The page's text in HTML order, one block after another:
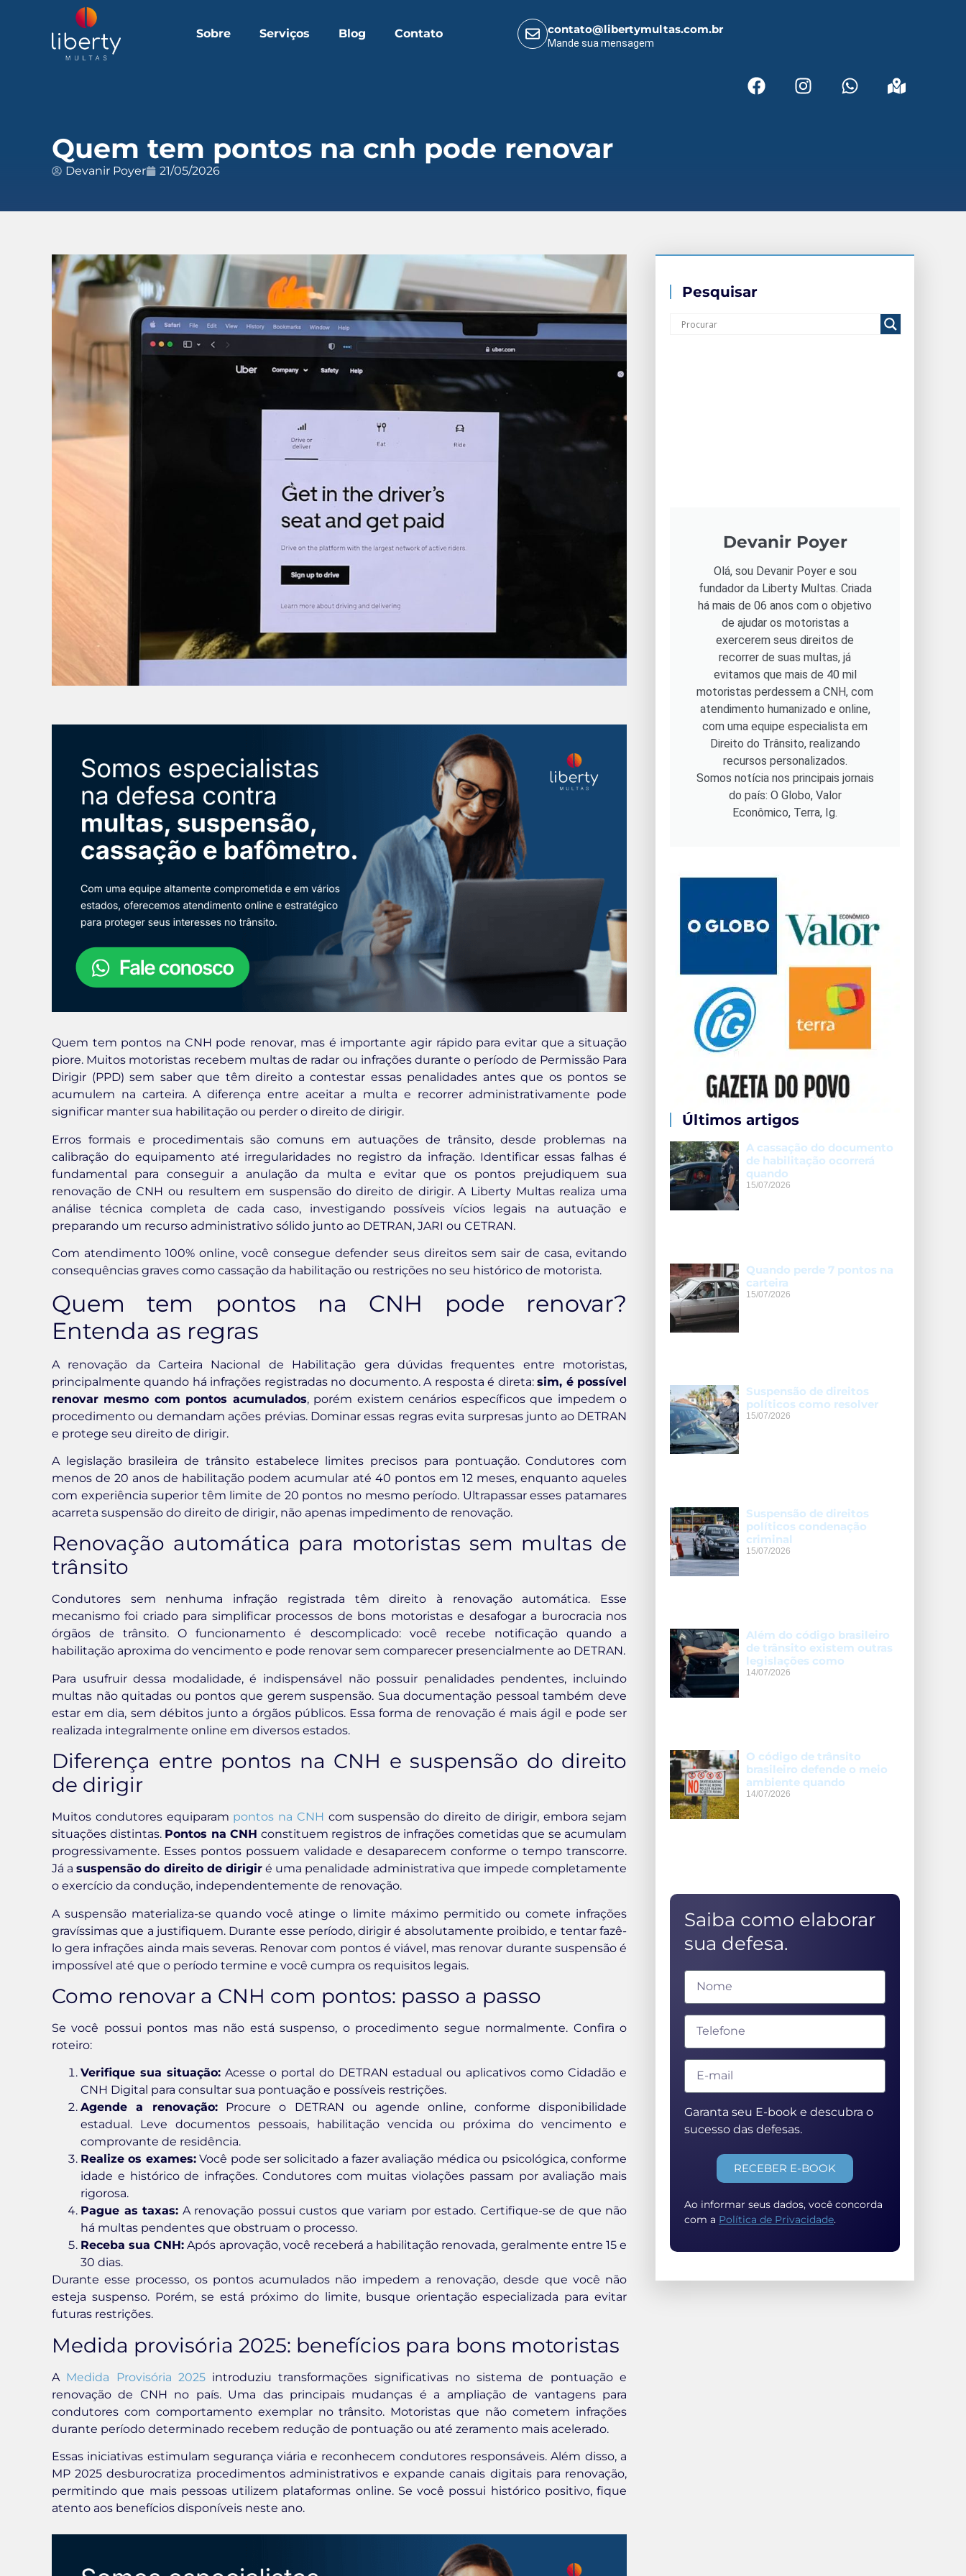
Sobre Serviços Blog Contato contato@libertymultas.com.br
Mande sua mensagem
Quem tem pontos na cnh pode renovar
Devanir Poyer 21/05/2026
Quem tem pontos na CNH pode renovar, mas é importante agir rápido para evitar que a situação
piore. Muitos motoristas recebem multas de radar ou infrações durante o período de Permissão Para
Dirigir (PPD) sem saber que têm direito a contestar essas penalidades antes que os pontos se
acumulem na carteira. A diferença entre aceitar a multa e recorrer administrativamente pode
significar manter sua habilitação ou perder o direito de dirigir.
Erros formais e procedimentais são comuns em autuações de trânsito, desde problemas na
calibração do equipamento até irregularidades no registro da infração. Identificar essas falhas é
fundamental para conseguir a anulação da multa e evitar que os pontos prejudiquem sua
renovação de CNH ou resultem em suspensão do direito de dirigir. A Liberty Multas realiza uma
análise técnica completa de cada caso, investigando possíveis vícios legais na autuação e
preparando um recurso administrativo sólido junto ao DETRAN, JARI ou CETRAN.
Com atendimento 100% online, você consegue defender seus direitos sem sair de casa, evitando
consequências graves como cassação da habilitação ou restrições no seu histórico de motorista.
Quem tem pontos na CNH pode renovar?
Entenda as regras
A renovação da Carteira Nacional de Habilitação gera dúvidas frequentes entre motoristas,
principalmente quando há infrações registradas no documento. A resposta é direta:sim, é possível
renovar mesmo com pontos acumulados, porém existem cenários específicos que impedem o
procedimento ou demandam ações prévias. Dominar essas regras evita surpresas junto ao DETRAN
e protege seu direito de dirigir.
A legislação brasileira de trânsito estabelece limites precisos para pontuação. Condutores com
menos de 20 anos de habilitação podem acumular até 40 pontos em 12 meses, enquanto aqueles
com experiência superior têm limite de 20 pontos no mesmo período. Ultrapassar esses patamares
acarreta suspensão do direito de dirigir, não apenas impedimento de renovação.
Renovação automática para motoristas sem multas de
trânsito
Condutores sem nenhuma infração registrada têm direito à renovação automática. Esse
mecanismo foi criado para simplificar processos de bons motoristas e desafogar a burocracia nos
órgãos de trânsito. O funcionamento é descomplicado: você recebe notificação quando a
habilitação aproxima do vencimento e pode renovar sem comparecer presencialmente ao DETRAN.
Para usufruir dessa modalidade, é indispensável não possuir penalidades pendentes, incluindo
multas não quitadas ou pontos que gerem suspensão. Sua documentação pessoal também deve
estar em dia, sem débitos junto a órgãos públicos. Essa forma de renovação é mais ágil e pode ser
realizada integralmente online em diversos estados.
Diferença entre pontos na CNH e suspensão do direito
de dirigir
Muitos condutores equiparam pontos na CNH com suspensão do direito de dirigir, embora sejam
situações distintas. Pontos na CNH constituem registros de infrações cometidas que se acumulam
progressivamente. Esses pontos possuem validade e desaparecem conforme o tempo transcorre.
Já asuspensão do direito de dirigiré uma penalidade administrativa que impede completamente
o exercício da condução, independentemente de renovação.
A suspensão materializa-se quando você atinge o limite máximo permitido ou comete infrações
gravíssimas que a justifiquem. Durante esse período, dirigir é absolutamente proibido, e tentar fazê-
lo gera infrações ainda mais severas. Renovar com pontos é viável, mas renovar durante suspensão é
impossível até que o período termine e você cumpra os requisitos legais.
Como renovar a CNH com pontos: passo a passo
Se você possui pontos mas não está suspenso, o procedimento segue normalmente. Confira o
roteiro:
Verifique sua situação: Acesse o portal do DETRAN estadual ou aplicativos como Cidadão e
CNH Digital para consultar sua pontuação e possíveis restrições.
Agende a renovação:Procure o DETRAN ou agende online, conforme disponibilidade
estadual. Leve documentos pessoais, habilitação vencida ou próxima do vencimento e
comprovante de residência.
Realize os exames:Você pode ser solicitado a fazer avaliação médica ou psicológica, conforme
idade e histórico de infrações. Condutores com muitas violações passam por avaliação mais
rigorosa.
Pague as taxas: A renovação possui custos que variam por estado. Certifique-se de que não
há multas pendentes que obstruam o processo.
Receba sua CNH: Após aprovação, você receberá a habilitação renovada, geralmente entre 15 e
30 dias.
Durante esse processo, os pontos acumulados não impedem a renovação, desde que você não
esteja suspenso. Porém, se está próximo do limite, busque orientação especializada para evitar
futuras restrições.
Medida provisória 2025: benefícios para bons motoristas
A Medida Provisória 2025introduziu transformações significativas no sistema de pontuação e
renovação de CNH no país. Uma das principais mudanças é a ampliação de vantagens para
condutores com comportamento exemplar no trânsito. Motoristas que não cometem infrações
durante período determinado recebem redução de pontuação ou até zeramento mais acelerado.
Essas iniciativas estimulam segurança viária e reconhecem condutores responsáveis. Além disso, a
MP 2025 desburocratiza procedimentos administrativos e expande canais digitais para renovação,
permitindo que mais pessoas utilizem plataformas online. Se você possui histórico positivo, fique
atento aos benefícios disponíveis neste ano.
Pesquisar
Devanir Poyer
Olá, sou Devanir Poyer e sou
fundador da Liberty Multas. Criada
há mais de 06 anos com o objetivo
de ajudar os motoristas a
exercerem seus direitos de
recorrer de suas multas, já
evitamos que mais de 40 mil
motoristas perdessem a CNH, com
atendimento humanizado e online,
com uma equipe especialista em
Direito do Trânsito, realizando
recursos personalizados.
Somos notícia nos principais jornais
do país: O Globo, Valor
Econômico, Terra, Ig.
Últimos artigos
A cassação do documento
de habilitação ocorrerá
quando
15/07/2026
Quando perde 7 pontos na
carteira
15/07/2026
Suspensão de direitos
políticos como resolver
15/07/2026
Suspensão de direitos
políticos condenação
criminal
15/07/2026
Além do código brasileiro
de trânsito existem outras
legislações como
14/07/2026
O código de trânsito
brasileiro defende o meio
ambiente quando
14/07/2026
Saiba como elaborar
sua defesa.
Garanta seu E-book e descubra o
sucesso das defesas.
RECEBER E-BOOK
Ao informar seus dados, você concorda
com a Política de Privacidade.